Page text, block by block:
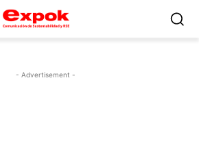
- Advertisement -